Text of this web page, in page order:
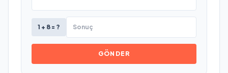
1 + 8 = ?
GÖNDER